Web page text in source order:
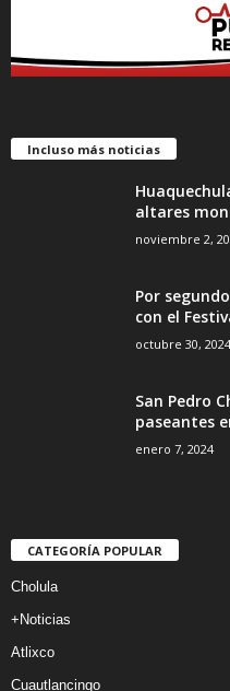
Incluso más noticias
altares
noviembre 2,
Por
con el
octubre 30, 2024
San Pedro
paseantes
enero 7, 2024
CATEGORÍA POPULAR
Cholula
+Noticias
Atlixco
Cuautlancingo